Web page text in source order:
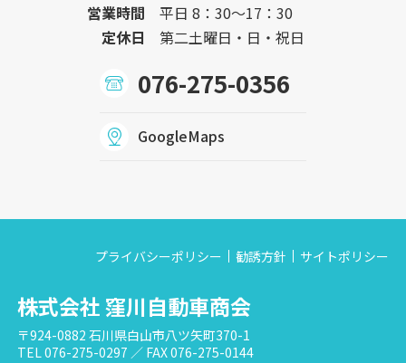
営業時間
平日 8：30〜17：30
定休日
第二土曜日・日・祝日
076-275-0356
GoogleMaps
プライバシーポリシー 勧誘方針 サイトポリシー
株式会社 窪川自動車商会
〒924-0882 石川県白山市八ツ矢町370-1
TEL 076-275-0297 ／ FAX 076-275-0144